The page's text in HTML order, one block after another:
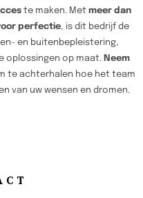
te maken. Met meer dan
perfectie, is dit bedrijf de
en buitenbepleistering,
oplossingen op maat. Neem
te achterhalen hoe het team
van uw wensen en dromen.